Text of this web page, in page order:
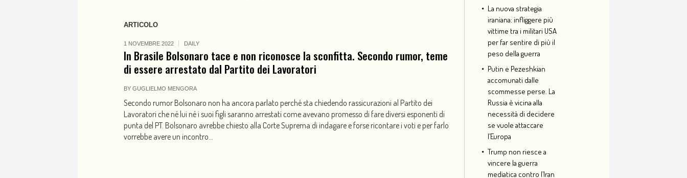
ARTICOLO
1 NOVEMBRE 2022 DAILY
In Brasile Bolsonaro tace e non riconosce la sconfitta. Secondo rumor, teme
di essere arrestato dal Partito dei Lavoratori
BY GUGLIELMO MENGORA
Secondo rumor Bolsonaro non ha ancora parlato perché sta chiedendo rassicurazioni al Partito dei
Lavoratori che né lui né i suoi figli saranno arrestati come avevano promesso di fare diversi esponenti di
punta del PT. Bolsonaro avrebbe chiesto alla Corte Suprema di indagare e forse ricontare i voti e per farlo
vorrebbe avere un incontro...
La nuova strategia
iraniana: infliggere più
vittime tra i militari USA
per far sentire di più il
peso della guerra
Putin e Pezeshkian
accomunati dalle
scommesse perse. La
Russia è vicina alla
necessità di decidere
se vuole attaccare
l’Europa
Trump non riesce a
vincere la guerra
mediatica contro l’Iran